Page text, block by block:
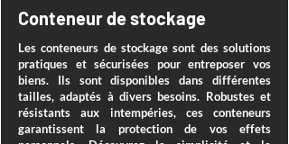
Conteneur de stockage
Les conteneurs de stockage sont des solutions
pratiques et sécurisées pour entreposer vos
biens. Ils sont disponibles dans différentes
tailles, adaptés à divers besoins. Robustes et
résistants aux intempéries, ces conteneurs
garantissent la protection de vos effets